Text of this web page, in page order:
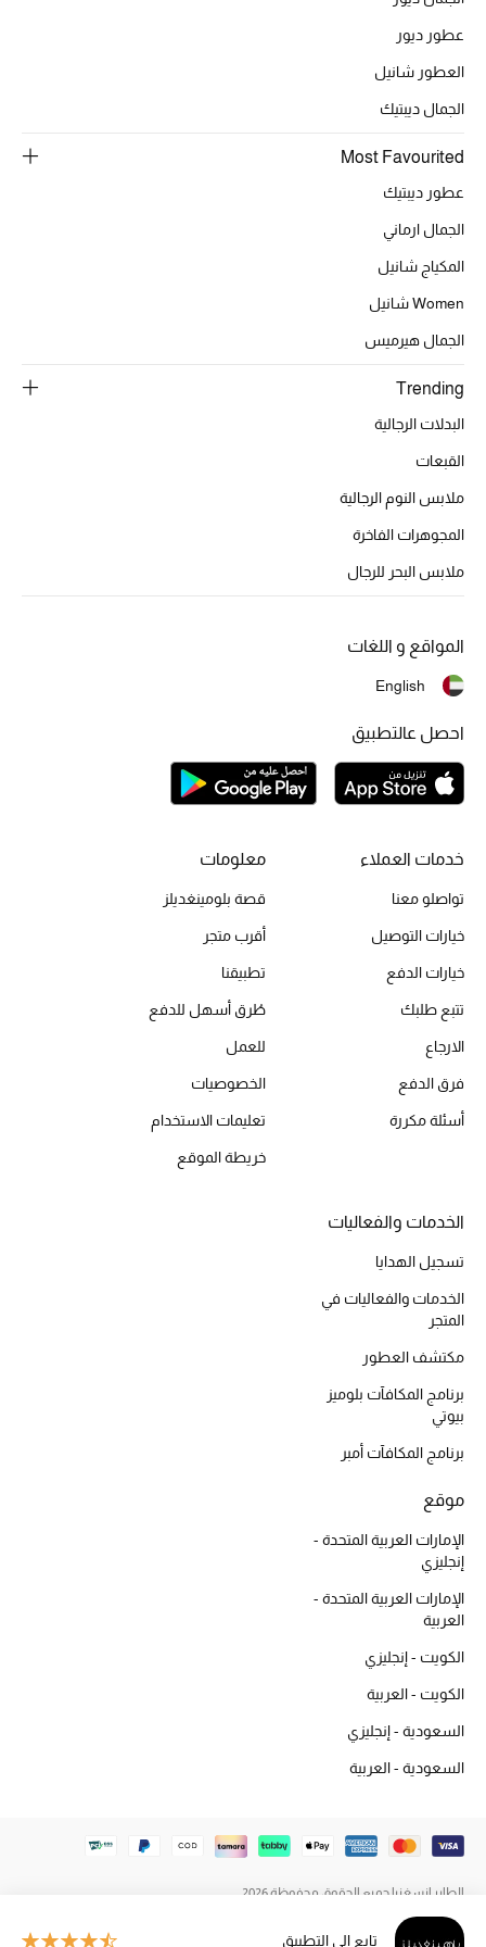
الحقائب النسائية
دليل ملتزمات الحقائب
حقائب رجالية
حقائب الأطفال
أبرز المصممين
تسوقوا الحقائب
الموسم الجديد
الأحذية الرجالية
أحذية للأطفال
أحذية مختارة
تسوقوا الأحذية
جميع مستحضرات الجمال
الجديد في عالم الجمال
الأكثر مبيعاً
مكتشف العطور
العناية بالبشرة
العناية بالشعر
الصحة والعافية
مجموعة الجمال
الجمال في بلوميز
تابع إلى التطبيق
عطور ديور
العطور شانيل
الجمال ديبتيك
Most Favourited
عطور ديبتيك
الجمال ارماني
المكياج شانيل
Women شانيل
الجمال هيرميس
Trending
البدلات الرجالية
القبعات
ملابس النوم الرجالية
المجوهرات الفاخرة
ملابس البحر للرجال
خدمات العملاء
تواصلو معنا
خيارات التوصيل
خيارات الدفع
تتبع طلبك
الارجاع
فرق الدفع
أسئلة مكررة
معلومات
قصة بلومينغديلز
أقرب متجر
تطبيقنا
طُرق أسهل للدفع
للعمل
الخصوصيات
تعليمات الاستخدام
خريطة الموقع
الخدمات والفعاليات
تسجيل الهدايا
الخدمات والفعاليات في
المتجر
مكتشف العطور
برنامج المكافآت بلوميز
بيوتي
برنامج المكافآت أمبر
موقع
الإمارات العربية المتحدة -
إنجليزي
الإمارات العربية المتحدة -
العربية
الكويت - إنجليزي
الكويت - العربية
السعودية - إنجليزي
السعودية - العربية
المواقع و اللغات
English
احصل عالتطبيق
الطاير إنسغنيا جميع الحقوق محفوظة 2026